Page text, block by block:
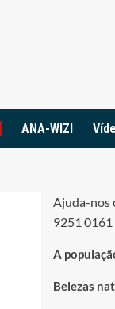
ANA-WIZI
Ajuda-nos
9251
A
Belezas